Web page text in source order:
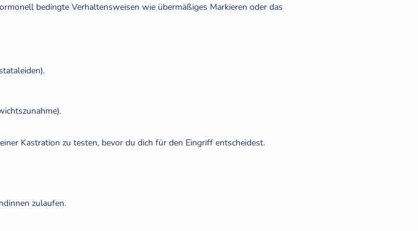
bedingte Verhaltensweisen wie übermäßiges Markieren oder das
Kastration zu testen, bevor du dich für den Eingriff entscheidest.
zulaufen.